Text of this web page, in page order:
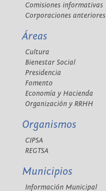
Comisiones informativas
Corporaciones anteriores
Áreas
Cultura
Bienestar Social
Presidencia
Fomento
Economía y Hacienda
Organización y RRHH
Organismos
CIPSA
REGTSA
Municipios
Información Municipal